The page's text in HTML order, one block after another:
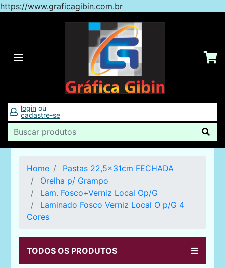
https://www.graficagibin.com.br
login ou
cadastre-se
Home
Pastas 22,5x31cm FECHADA
Orelha p/ Grampo
Lam. Fosco+Verniz Local Op/G
Laminado Fosco Verniz Local O p/G 4
Cores
TODOS OS PRODUTOS